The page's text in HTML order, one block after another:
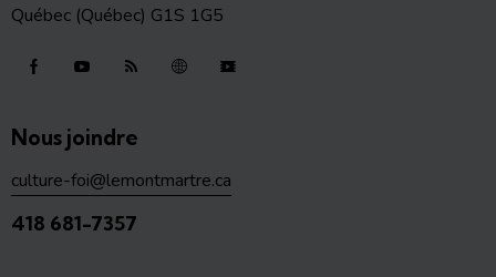
Québec (Québec) G1S 1G5
Nous joindre
culture-foi@lemontmartre.ca
418 681-7357